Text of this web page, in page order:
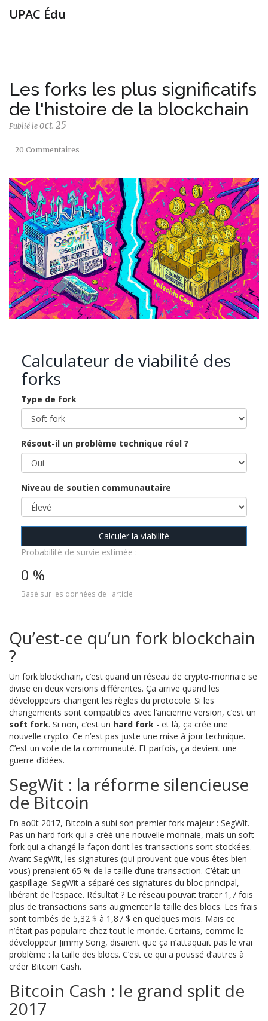
UPAC Édu
Les forks les plus significatifs
de l'histoire de la blockchain
Publié le oct. 25
20 Commentaires
Calculateur de viabilité des
forks
Type de fork
Résout-il un problème technique réel ?
Niveau de soutien communautaire
Calculer la viabilité
Probabilité de survie estimée :
0 %
Basé sur les données de l'article
Qu’est-ce qu’un fork blockchain
?
Un fork blockchain, c’est quand un réseau de crypto-monnaie se
divise en deux versions différentes. Ça arrive quand les
développeurs changent les règles du protocole. Si les
changements sont compatibles avec l’ancienne version, c’est un
soft fork. Si non, c’est un hard fork - et là, ça crée une
nouvelle crypto. Ce n’est pas juste une mise à jour technique.
C’est un vote de la communauté. Et parfois, ça devient une
guerre d’idées.
SegWit : la réforme silencieuse
de Bitcoin
En août 2017, Bitcoin a subi son premier fork majeur : SegWit.
Pas un hard fork qui a créé une nouvelle monnaie, mais un soft
fork qui a changé la façon dont les transactions sont stockées.
Avant SegWit, les signatures (qui prouvent que vous êtes bien
vous) prenaient 65 % de la taille d’une transaction. C’était un
gaspillage. SegWit a séparé ces signatures du bloc principal,
libérant de l’espace. Résultat ? Le réseau pouvait traiter 1,7 fois
plus de transactions sans augmenter la taille des blocs. Les frais
sont tombés de 5,32 $ à 1,87 $ en quelques mois. Mais ce
n’était pas populaire chez tout le monde. Certains, comme le
développeur Jimmy Song, disaient que ça n’attaquait pas le vrai
problème : la taille des blocs. C’est ce qui a poussé d’autres à
créer Bitcoin Cash.
Bitcoin Cash : le grand split de
2017